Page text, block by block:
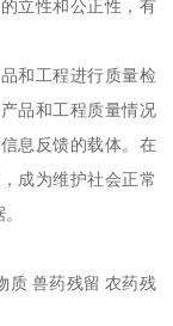
立性和公正性，有
和工程进行质量检
品和工程质量情况
息反馈的载体。在
成为维护社会正常
质 兽药残留 农药残